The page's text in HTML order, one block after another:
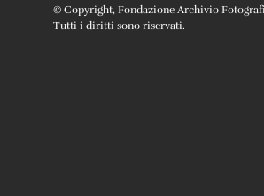
© Copyright, Fondazione Archivio
Tutti i diritti sono riservati.